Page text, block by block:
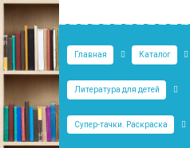
Главная Каталог
Литература для детей
Супер-тачки. Раскраска